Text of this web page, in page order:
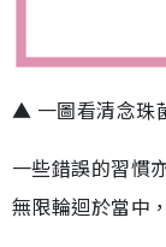
▲ 一圖看清念珠
一些錯誤的習慣
無限輪迴於當中